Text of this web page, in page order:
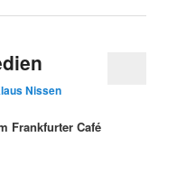
Nissen
Frankfurter Café